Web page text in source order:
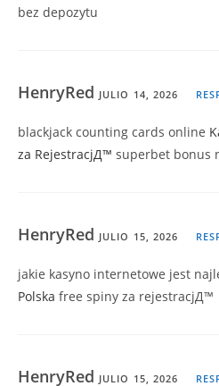
bez depozytu
HenryRed JULIO 14, 2026
blackjack counting cards online
za RejestracjД™ superbet bonus
HenryRed JULIO 15, 2026
jakie kasyno internetowe jest
Polska free spiny za rejestracjД™
HenryRed JULIO 15, 2026